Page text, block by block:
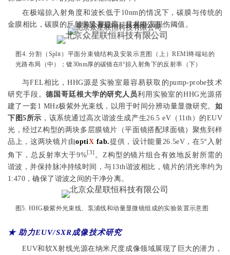
在极端掠入射角度和波长低于10nm的情况下，碳膜与传统的
金膜相比，碳膜的反射率显著提高，且具有高损伤阈值。
图4. 分割（Split）平面分束镜结构及安装示意图（上）REMI终端站的
光路布局（中）；镀30nm厚的碳镜在8°掠入射角下的反射率（下）
与FEL相比，HHG源是实验室最容易获取的pump-probe技术
研究手段。德国哥廷根大学的研究人员利用实验室的HHG光源搭
建了一套1 MHz极紫外光束线，以用于时间分辨动量显微研究。 如
下图5所示 ，该系统通过高次谐波生成产生26.5 eV（11th）的EUV
光，经过Z构型的两块多层膜镜片（平面镜搭配球面镜）聚焦到样
品上，这两块镜片由optiX fab.提供，设计能量26.5eV，在5°入射
角下，总反射率大于9%[3] 。Z构型的镜片组合有效地反射所需的
谐波，并保持脉冲持续时间，与13th谐波相比，镜片的消光率约为
1:470，确保了谐波之间的干净分离。
图5. HHG极紫外光束线、泵浦线和动量显微镜组成的实验装置示意图
★ 助力EUV/SXR成像技术研究
EUV和软X射线光源在纳米尺度成像领域展现了巨大的潜力，